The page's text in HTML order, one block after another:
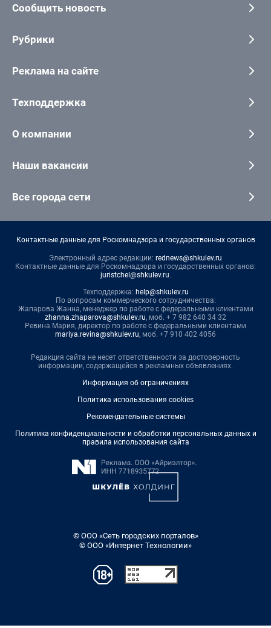
Сообщить новость
Рубрики
Реклама на сайте
Техподдержка
О компании
Наши вакансии
Все города сети
Контактные данные для Роскомнадзора и государственных органов
Электронный адрес редакции: rednews@shkulev.ru
Контактные данные для Роскомнадзора и государственных органов:
juristchel@shkulev.ru.
Техподдержка: help@shkulev.ru
По вопросам коммерческого сотрудничества:
Жапарова Жанна, менеджер по работе с федеральными клиентами
zhanna.zhaparova@shkulev.ru, моб. + 7 982 640 34 32
Ревина Мария, директор по работе с федеральными клиентами
mariya.revina@shkulev.ru, моб. +7 910 402 4056
Редакция сайта не несет ответственности за достоверность
информации, содержащейся в рекламных объявлениях.
Информация об ограничениях
Политика использования cookies
Рекомендательные системы
Политика конфиденциальности и обработки персональных данных и
правила использования сайта
© ООО «Сеть городских порталов»
© ООО «Интернет Технологии»